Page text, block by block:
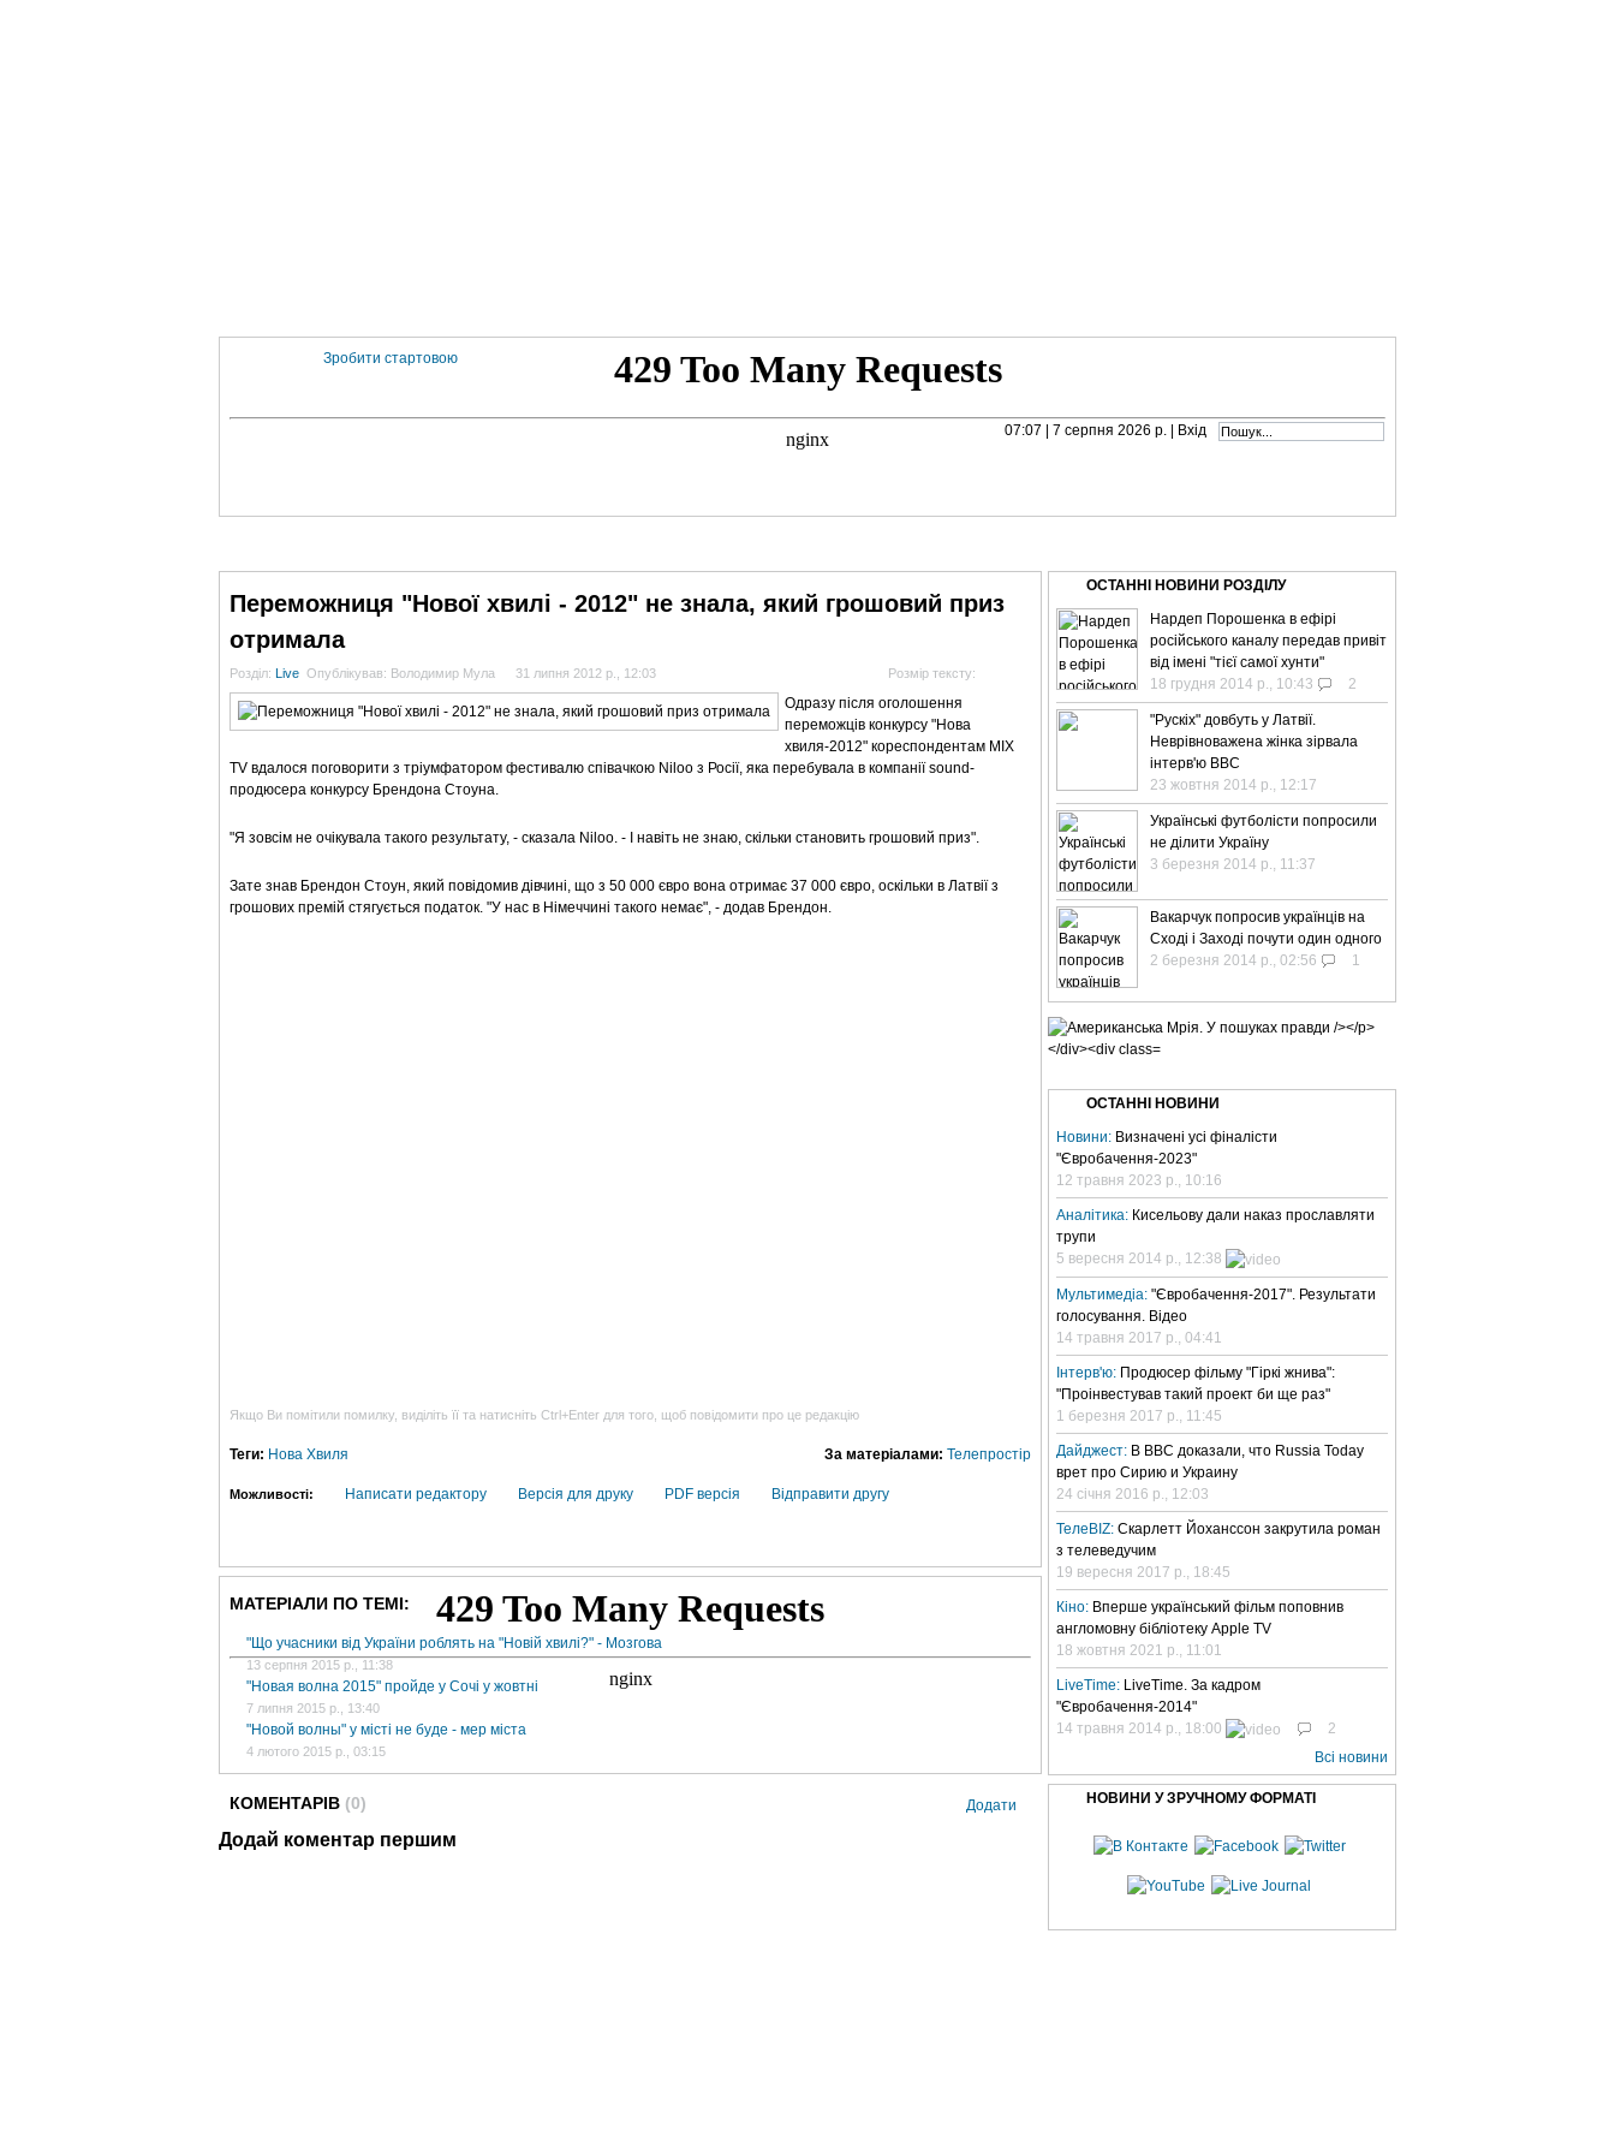
Зробити стартовою
07:07 | 7 серпня 2026 р. | Вхід
Переможниця "Нової хвилі - 2012" не знала, який грошовий приз
отримала
Розмір тексту:
Розділ: Live Опублікував: Володимир Мула 31 липня 2012 р., 12:03
Одразу після оголошення
переможців конкурсу "Нова
хвиля-2012" кореспондентам MIX
TV вдалося поговорити з тріумфатором фестивалю співачкою Niloo з Росії, яка перебувала в компанії sound-
продюсера конкурсу Брендона Стоуна.
"Я зовсім не очікувала такого результату, - сказала Niloo. - І навіть не знаю, скільки становить грошовий приз".
Зате знав Брендон Стоун, який повідомив дівчині, що з 50 000 євро вона отримає 37 000 євро, оскільки в Латвії з
грошових премій стягується податок. "У нас в Німеччині такого немає", - додав Брендон.
Якщо Ви помітили помилку, виділіть її та натисніть Ctrl+Enter для того, щоб повідомити про це редакцію
За матеріалами: Телепростір
Теги: Нова Хвиля
Можливості: Написати редактору Версія для друку PDF версія Відправити другу
МАТЕРІАЛИ ПО ТЕМІ:
"Що учасники від України роблять на "Новій хвилі?" - Мозгова
13 серпня 2015 р., 11:38
"Новая волна 2015" пройде у Сочі у жовтні
7 липня 2015 р., 13:40
"Новой волны" у місті не буде - мер міста
4 лютого 2015 р., 03:15
Додати
КОМЕНТАРІВ (0)
Додай коментар першим
ОСТАННІ НОВИНИ РОЗДІЛУ
Нардеп Порошенка в ефірі
російського каналу передав привіт
від імені "тієї самої хунти"
18 грудня 2014 р., 10:43
2
"Рускіх" довбуть у Латвії.
Неврівноважена жінка зірвала
інтерв'ю BBC
23 жовтня 2014 р., 12:17
Українські футболісти попросили
не ділити Україну
3 березня 2014 р., 11:37
Вакарчук попросив українців на
Сході і Заході почути один одного
2 березня 2014 р., 02:56
1
ОСТАННІ НОВИНИ
Новини: Визначені усі фіналісти
"Євробачення-2023"
12 травня 2023 р., 10:16
Аналітика: Кисельову дали наказ прославляти
трупи
5 вересня 2014 р., 12:38
Мультимедіа: "Євробачення-2017". Результати
голосування. Відео
14 травня 2017 р., 04:41
Інтерв'ю: Продюсер фільму "Гіркі жнива":
"Проінвестував такий проект би ще раз"
1 березня 2017 р., 11:45
Дайджест: В BBC доказали, что Russia Today
врет про Сирию и Украину
24 січня 2016 р., 12:03
ТелеBIZ: Скарлетт Йоханссон закрутила роман
з телеведучим
19 вересня 2017 р., 18:45
Кіно: Вперше український фільм поповнив
англомовну бібліотеку Apple TV
18 жовтня 2021 р., 11:01
LiveTime: LiveTime. За кадром
"Євробачення-2014"
14 травня 2014 р., 18:00
2
Всі новини
НОВИНИ У ЗРУЧНОМУ ФОРМАТІ